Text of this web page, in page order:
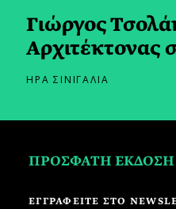
Γιώργος
Αρχιτέκτονας
ΗΡΑ ΣΙΝΙΓΑΛΙΑ
ΠΡΟΣΦΑΤΗ ΕΚΔΟΣΗ
ΕΓΓΡΑΦΕΙΤΕ ΣΤΟ